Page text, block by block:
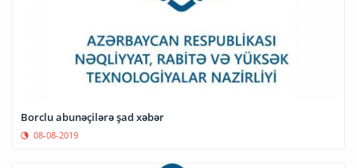
Borclu abunəçilərə şad xəbər
08-08-2019